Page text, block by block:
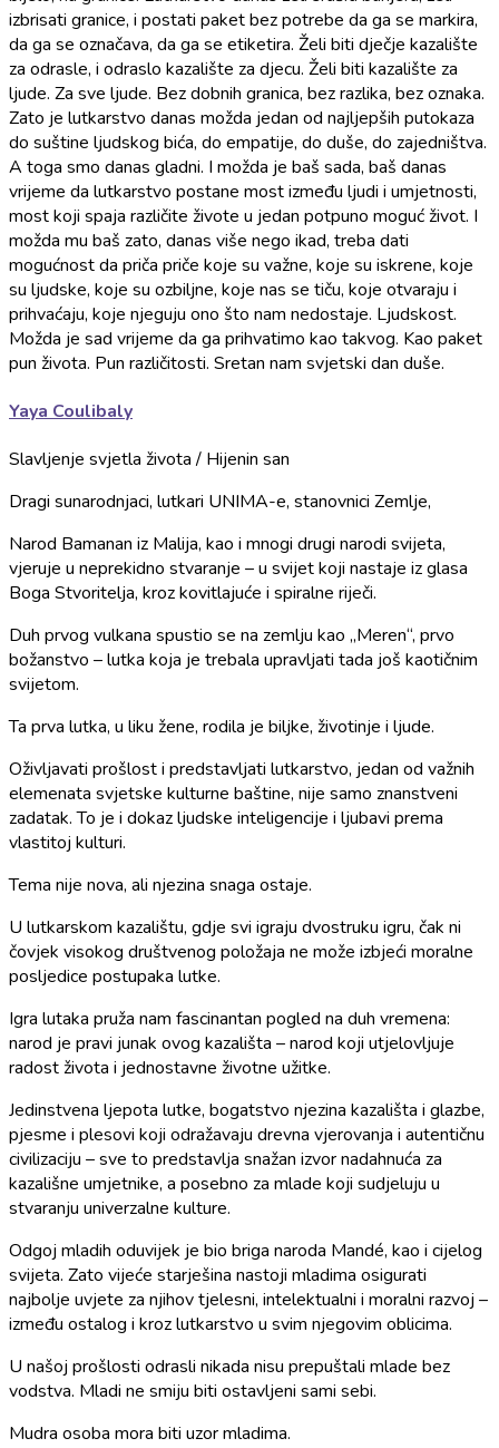
izbrisati granice, i postati paket bez potrebe da ga se markira,
da ga se označava, da ga se etiketira. Želi biti dječje kazalište
za odrasle, i odraslo kazalište za djecu. Želi biti kazalište za
ljude. Za sve ljude. Bez dobnih granica, bez razlika, bez oznaka.
Zato je lutkarstvo danas možda jedan od najljepših putokaza
do suštine ljudskog bića, do empatije, do duše, do zajedništva.
A toga smo danas gladni. I možda je baš sada, baš danas
vrijeme da lutkarstvo postane most između ljudi i umjetnosti,
most koji spaja različite živote u jedan potpuno moguć život. I
možda mu baš zato, danas više nego ikad, treba dati
mogućnost da priča priče koje su važne, koje su iskrene, koje
su ljudske, koje su ozbiljne, koje nas se tiču, koje otvaraju i
prihvaćaju, koje njeguju ono što nam nedostaje. Ljudskost.
Možda je sad vrijeme da ga prihvatimo kao takvog. Kao paket
pun života. Pun različitosti. Sretan nam svjetski dan duše.
Yaya Coulibaly
Slavljenje svjetla života / Hijenin san
Dragi sunarodnjaci, lutkari UNIMA-e, stanovnici Zemlje,
Narod Bamanan iz Malija, kao i mnogi drugi narodi svijeta,
vjeruje u neprekidno stvaranje – u svijet koji nastaje iz glasa
Boga Stvoritelja, kroz kovitlajuće i spiralne riječi.
Duh prvog vulkana spustio se na zemlju kao „Meren“, prvo
božanstvo – lutka koja je trebala upravljati tada još kaotičnim
svijetom.
Ta prva lutka, u liku žene, rodila je biljke, životinje i ljude.
Oživljavati prošlost i predstavljati lutkarstvo, jedan od važnih
elemenata svjetske kulturne baštine, nije samo znanstveni
zadatak. To je i dokaz ljudske inteligencije i ljubavi prema
vlastitoj kulturi.
Tema nije nova, ali njezina snaga ostaje.
U lutkarskom kazalištu, gdje svi igraju dvostruku igru, čak ni
čovjek visokog društvenog položaja ne može izbjeći moralne
posljedice postupaka lutke.
Igra lutaka pruža nam fascinantan pogled na duh vremena:
narod je pravi junak ovog kazališta – narod koji utjelovljuje
radost života i jednostavne životne užitke.
Jedinstvena ljepota lutke, bogatstvo njezina kazališta i glazbe,
pjesme i plesovi koji odražavaju drevna vjerovanja i autentičnu
civilizaciju – sve to predstavlja snažan izvor nadahnuća za
kazališne umjetnike, a posebno za mlade koji sudjeluju u
stvaranju univerzalne kulture.
Odgoj mladih oduvijek je bio briga naroda Mandé, kao i cijelog
svijeta. Zato vijeće starješina nastoji mladima osigurati
najbolje uvjete za njihov tjelesni, intelektualni i moralni razvoj –
između ostalog i kroz lutkarstvo u svim njegovim oblicima.
U našoj prošlosti odrasli nikada nisu prepuštali mlade bez
vodstva. Mladi ne smiju biti ostavljeni sami sebi.
Mudra osoba mora biti uzor mladima.